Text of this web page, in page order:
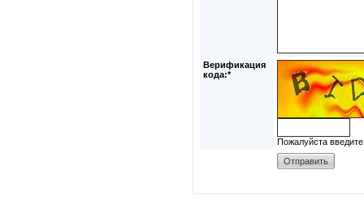
Верификация
кода:*
Пожалуйста